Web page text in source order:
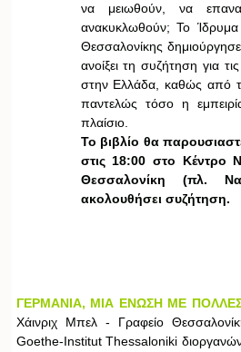
να μειωθούν, να
ανακυκλωθούν; Το
Θεσσαλονίκης
ανοίξει τη συζήτηση για
στην Ελλάδα, καθώς από
παντελώς τόσο η
πλαίσιο.
Το βιβλίο θα
στις 18:00 στο Κέντρο
Θεσσαλονίκη (πλ.
ακολουθήσει συζήτηση.
ΓΕΡΜΑΝΙΑ, ΜΙΑ ΕΝΩΣΗ ΜΕ
Χάινριχ Μπελ - Γραφείο
Goethe-Institut Thessaloniki